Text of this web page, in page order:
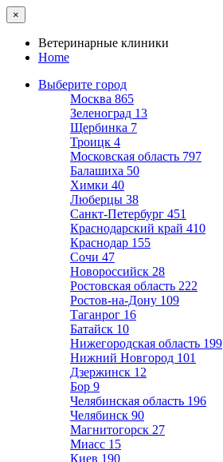
×
Ветеринарные клиники
Home
Выберите город
Москва 865
Зеленоград 13
Щербинка 7
Троицк 4
Московская область 797
Балашиха 50
Химки 40
Люберцы 38
Санкт-Петербург 451
Краснодарский край 410
Краснодар 155
Сочи 47
Новороссийск 28
Ростовская область 222
Ростов-на-Дону 109
Таганрог 16
Батайск 10
Нижегородская область 199
Нижний Новгород 101
Дзержинск 12
Бор 9
Челябинская область 196
Челябинск 90
Магнитогорск 27
Миасс 15
Киев 190